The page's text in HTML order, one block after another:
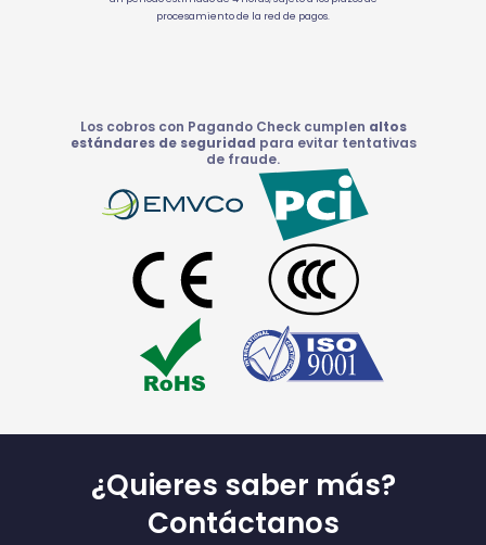
procesamiento de la red de pagos.
Los cobros con Pagando Check cumplen altos
estándares de seguridad para evitar tentativas
de fraude.
¿Quieres saber más?
Contáctanos